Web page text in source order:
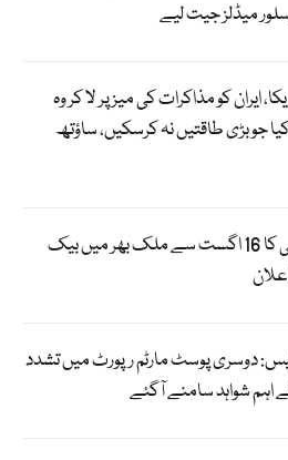
میڈلز جیت لیے
ایران کو مذاکرات کی میز پر لا کر وہ
جو بڑی طاقتیں نہ کرسکیں، ساؤتھ
جماعت اسلامی کا 16 اگست سے ملک بھر میں بیک
دوسری پوسٹ مارٹم رپورٹ میں تشدد
اہم شواہد سامنے آگئے